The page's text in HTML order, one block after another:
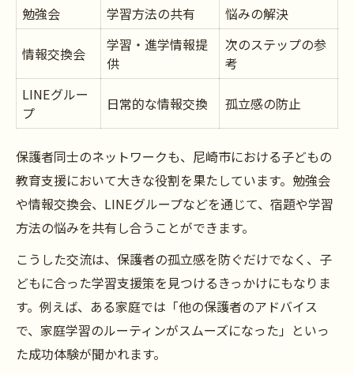
勉強会
学習方法の共有 悩みの解決
情報交換会
学習・進学情報提
供
次のステップの参
考
LINEグルー
プ
日常的な情報交換 孤立感の防止
保護者同士のネットワークも、尼崎市における子どもの
教育支援において大きな役割を果たしています。勉強会
や情報交換会、LINEグループなどを通じて、宿題や学習
方法の悩みを共有し合うことができます。
こうした交流は、保護者の孤立感を防ぐだけでなく、子
どもに合った学習支援策を見つけるきっかけにもなりま
す。例えば、ある家庭では「他の保護者のアドバイス
で、家庭学習のルーティンがスムーズになった」といっ
た成功体験が聞かれます。